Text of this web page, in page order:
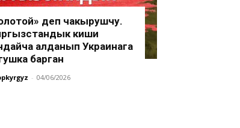
деп чакырушчу.
киши
алданып Украинага
барган
- 04/06/2026